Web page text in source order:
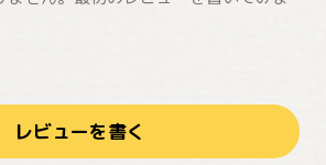
レビューを書く